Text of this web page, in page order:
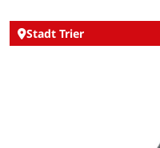
Stadt Trier